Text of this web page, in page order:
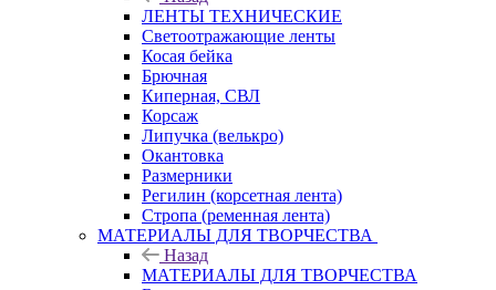
ЛЕНТЫ ТЕХНИЧЕСКИЕ
Светоотражающие ленты
Косая бейка
Брючная
Киперная, СВЛ
Корсаж
Липучка (велькро)
Окантовка
Размерники
Регилин (корсетная лента)
Стропа (ременная лента)
МАТЕРИАЛЫ ДЛЯ ТВОРЧЕСТВА
Назад
МАТЕРИАЛЫ ДЛЯ ТВОРЧЕСТВА